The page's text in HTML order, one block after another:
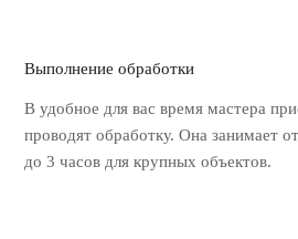
Выполнение обработки
В удобное для вас время мастера
проводят обработку. Она занимает
до 3 часов для крупных объектов.